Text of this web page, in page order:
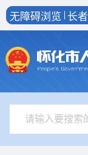
无障碍浏览 长